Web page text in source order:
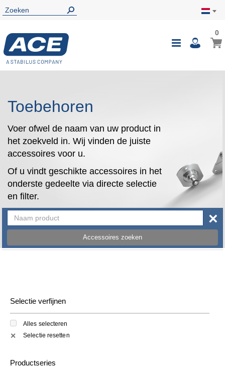
Toggle
00
Toebehoren
Voer ofwel de naam van uw product in
het zoekveld in. Wij vinden de juiste
accessoires voor u.
Of u vindt geschikte accessoires in het
onderste gedeelte via directe selectie
en filter.
Accessoires zoeken
×
Selectie verfijnen
Alles selecteren
✕ Selectie resetten
Productseries